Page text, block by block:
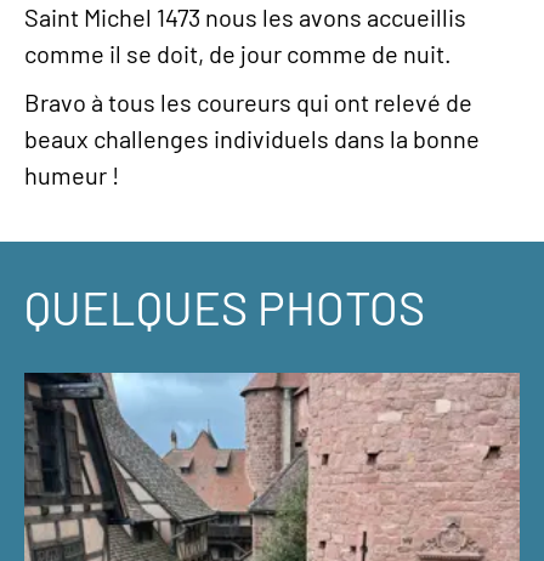
Saint Michel 1473 nous les avons accueillis
comme il se doit, de jour comme de nuit.
Bravo à tous les coureurs qui ont relevé de
beaux challenges individuels dans la bonne
humeur !
QUELQUES PHOTOS